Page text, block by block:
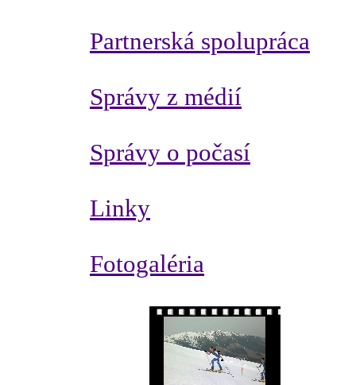
Partnerská spolupráca
Správy z médií
Správy o počasí
Linky
Fotogaléria